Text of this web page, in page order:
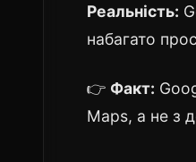
Реальність:
набагато
👉 Факт:
Maps, а не з